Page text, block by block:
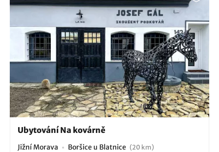
Ubytování Na kovárně
Jižní Morava Boršice u Blatnice (20 km)